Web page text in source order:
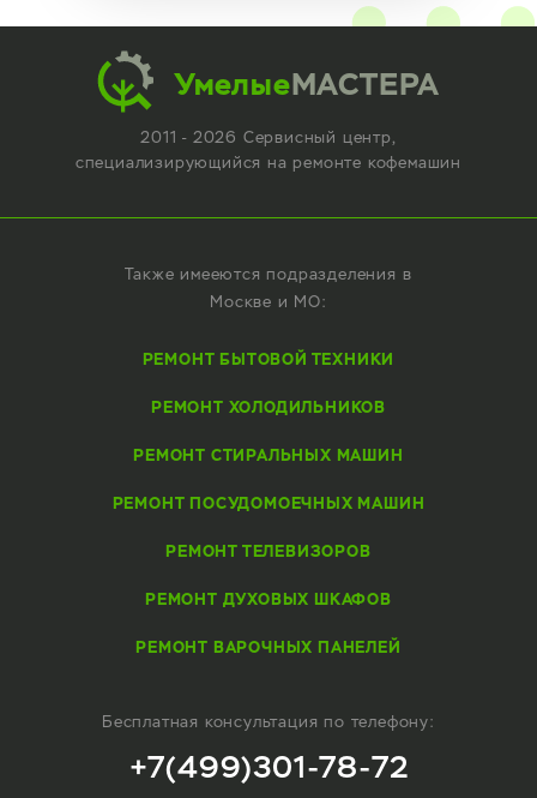
УмелыеМАСТЕРА
2011 - 2026 Сервисный центр,
специализирующийся на ремонте кофемашин
Также имееются подразделения в
Москве и МО:
РЕМОНТ БЫТОВОЙ ТЕХНИКИ
РЕМОНТ ХОЛОДИЛЬНИКОВ
РЕМОНТ СТИРАЛЬНЫХ МАШИН
РЕМОНТ ПОСУДОМОЕЧНЫХ МАШИН
РЕМОНТ ТЕЛЕВИЗОРОВ
РЕМОНТ ДУХОВЫХ ШКАФОВ
РЕМОНТ ВАРОЧНЫХ ПАНЕЛЕЙ
Бесплатная консультация по телефону:
+7(499)301-78-72